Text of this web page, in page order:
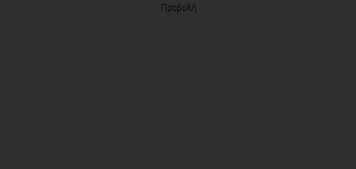
Προβολή